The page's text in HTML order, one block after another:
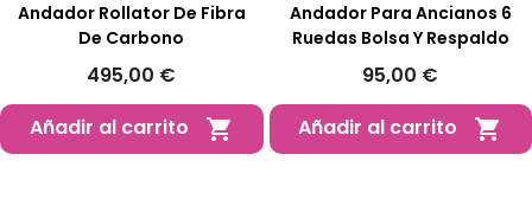
Andador Rollator De Fibra
De Carbono
495,00 €
Añadir al carrito

Andador Para Ancianos 6
Ruedas Bolsa Y Respaldo
95,00 €
Añadir al carrito
